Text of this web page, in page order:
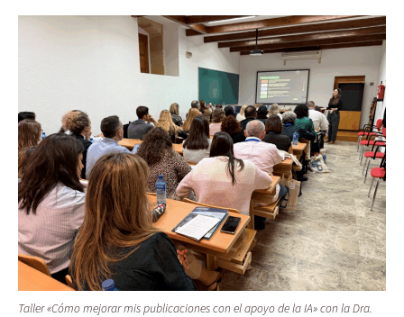
Taller «Cómo mejorar mis publicaciones con el apoyo de la IA»con la Dra.